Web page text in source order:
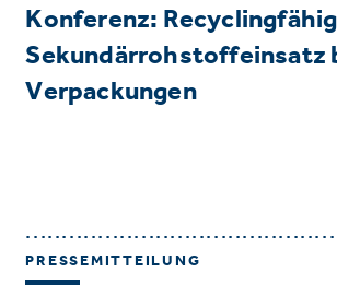
Konferenz:
Sekundärrohstoffeinsatz
Verpackungen
PRESSEMITTEILUNG